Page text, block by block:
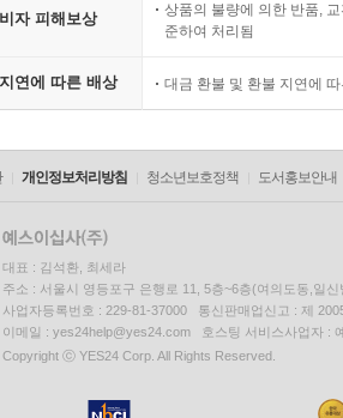
자 피해보상
상품의 불량에 의한 반품,
준하여 처리됨
연에 따른 배상 대금 환불 및 환불 지연에
개인정보처리방침 청소년보호정책 도서홍보안내
대표 : 김석환, 최세라
주소 : 서울시 영등포구 은행로 11, 5층~6층(여의도동,일신
사업자등록번호 : 229-81-37000 통신판매업신고 : 제
이메일 : yes24help@yes24.com 호스팅 서비스사업자 :
Copyright ⓒ YES24 Corp. All Rights Reserved.